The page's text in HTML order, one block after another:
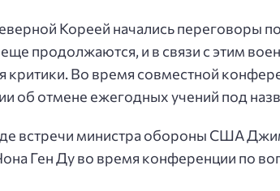
Кореей начались переговоры
продолжаются, и в связи с этим
критики. Во время совместной
об отмене ежегодных учений под
встречи министра обороны США
Ген Ду во время конференции по